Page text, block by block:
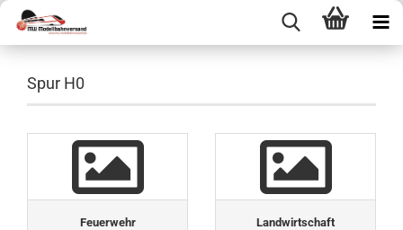
Spur H0
Feuerwehr Landwirtschaft